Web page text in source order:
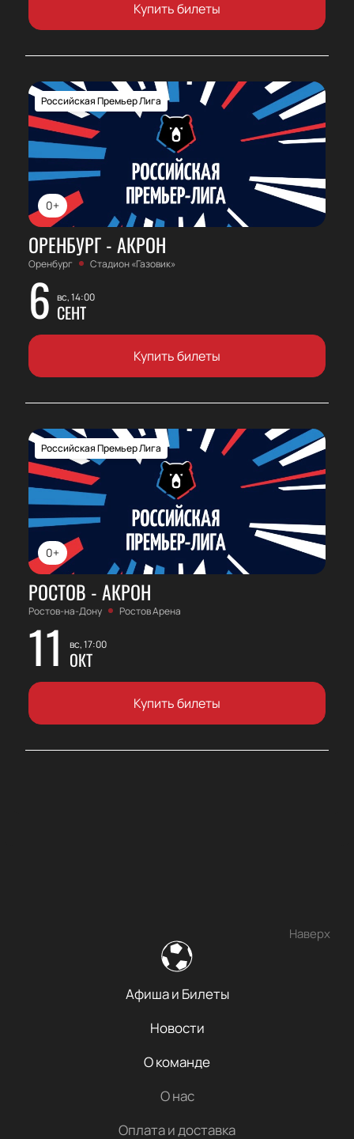
Купить билеты
0+
Российская Премьер Лига
ОРЕНБУРГ - АКРОН
Оренбург Стадион «Газовик»
6 вс, 14:00
СЕНТ
Купить билеты
0+
Российская Премьер Лига
РОСТОВ - АКРОН
Ростов-на-Дону Ростов Арена
11 вс, 17:00
ОКТ
Купить билеты
Наверх
Афиша и Билеты
Новости
О команде
О нас
Оплата и доставка